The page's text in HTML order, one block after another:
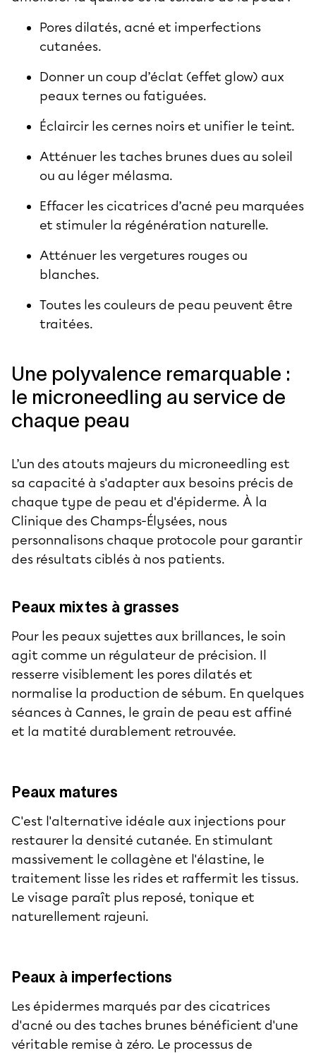
Pores dilatés, acné et imperfections
cutanées.
Donner un coup d’éclat (effet glow) aux
peaux ternes ou fatiguées.
Éclaircir les cernes noirs et unifier le teint.
Atténuer les taches brunes dues au soleil
ou au léger mélasma.
Effacer les cicatrices d’acné peu marquées
et stimuler la régénération naturelle.
Atténuer les vergetures rouges ou
blanches.
Toutes les couleurs de peau peuvent être
traitées.
Une polyvalence remarquable :
le microneedling au service de
chaque peau
L’un des atouts majeurs du microneedling est
sa capacité à s'adapter aux besoins précis de
chaque type de peau et d'épiderme. À la
Clinique des Champs-Élysées, nous
personnalisons chaque protocole pour garantir
des résultats ciblés à nos patients.
Peaux mixtes à grasses
Pour les peaux sujettes aux brillances, le soin
agit comme un régulateur de précision. Il
resserre visiblement les pores dilatés et
normalise la production de sébum. En quelques
séances à Cannes, le grain de peau est affiné
et la matité durablement retrouvée.
Peaux matures
C'est l'alternative idéale aux injections pour
restaurer la densité cutanée. En stimulant
massivement le collagène et l'élastine, le
traitement lisse les rides et raffermit les tissus.
Le visage paraît plus reposé, tonique et
naturellement rajeuni.
Peaux à imperfections
Les épidermes marqués par des cicatrices
d'acné ou des taches brunes bénéficient d'une
véritable remise à zéro. Le processus de